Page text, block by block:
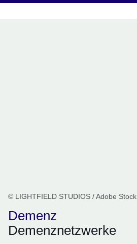
© LIGHTFIELD STUDIOS / Adobe Stock
Demenz
Demenznetzwerke